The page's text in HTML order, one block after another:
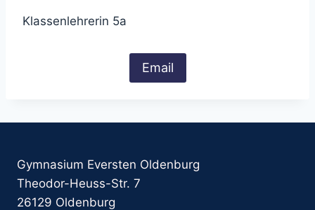
Klassenlehrerin 5a
Email
Gymnasium Eversten Oldenburg
Theodor-Heuss-Str. 7
26129 Oldenburg